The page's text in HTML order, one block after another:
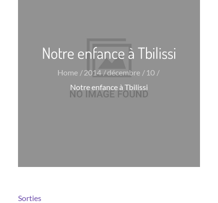
Notre enfance à Tbilissi
Home 2014 décembre
10
Notre enfance à Tbilissi
Sorties